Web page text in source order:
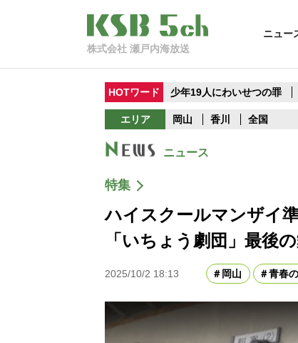
株式会社 瀬戸内海放送
ニュー
HOTワード 少年19人にわいせつの罪
エリア 岡山 香川 全国
ニュース
特集
ハイスクールマンザイ
「いちょう劇団」最後
2025/10/2 18:13 岡山 青春